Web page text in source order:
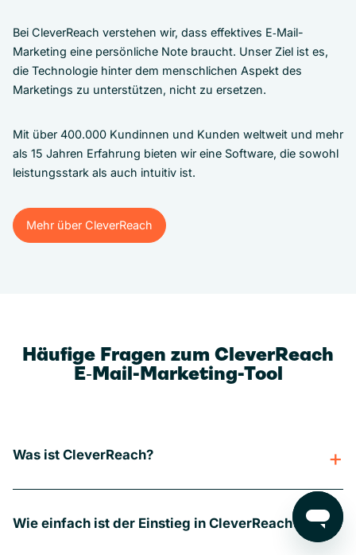
Bei CleverReach verstehen wir, dass effektives E‑Mail-
Marketing eine persönliche Note braucht. Unser Ziel ist es,
die Technologie hinter dem menschlichen Aspekt des
Marketings zu unterstützen, nicht zu ersetzen.
Mit über 400.000 Kundinnen und Kunden weltweit und mehr
als 15 Jahren Erfahrung bieten wir eine Software, die sowohl
leistungsstark als auch intuitiv ist.
Mehr über CleverReach
Mehr über CleverReach
Häufige Fragen zum CleverReach
E‑Mail-Marketing-Tool
Was ist CleverReach?
Wie einfach ist der Einstieg in CleverReach?